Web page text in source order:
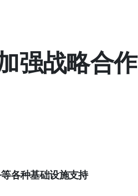
强战略合
各种基础设施支持